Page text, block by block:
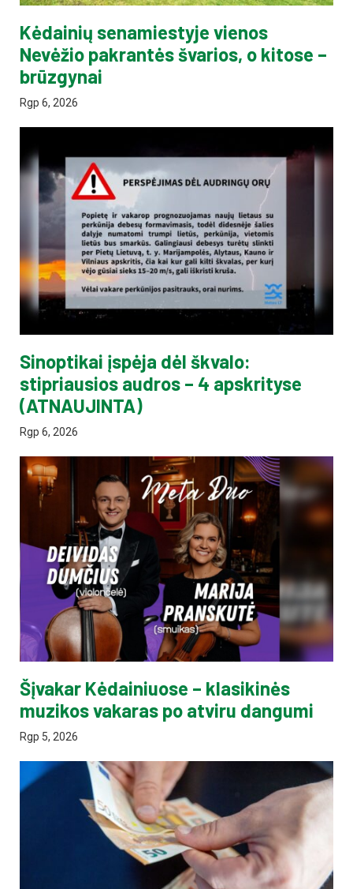
Kėdainių senamiestyje vienos
Nevėžio pakrantės švarios, o kitose –
brūzgynai
Rgp 6, 2026
Sinoptikai įspėja dėl škvalo:
stipriausios audros – 4 apskrityse
(ATNAUJINTA)
Rgp 6, 2026
Šįvakar Kėdainiuose – klasikinės
muzikos vakaras po atviru dangumi
Rgp 5, 2026